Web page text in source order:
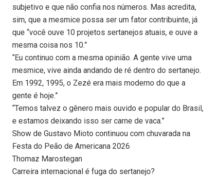
subjetivo e que não confia nos números. Mas acredita,
sim, que a mesmice possa ser um fator contribuinte, já
que “você ouve 10 projetos sertanejos atuais, e ouve a
mesma coisa nos 10.”
“Eu continuo com a mesma opinião. A gente vive uma
mesmice, vive ainda andando de ré dentro do sertanejo.
Em 1992, 1995, o Zezé era mais moderno do que a
gente é hoje.”
“Temos talvez o gênero mais ouvido e popular do Brasil,
e estamos deixando isso ser carne de vaca.”
Show de Gustavo Mioto continuou com chuvarada na
Festa do Peão de Americana 2026
Thomaz Marostegan
Carreira internacional é fuga do sertanejo?